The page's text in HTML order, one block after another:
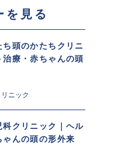
を見る
ち頭のかたちクリニ
療・赤ちゃんの頭
ニック
科クリニック｜ヘル
ゃんの頭の形外来